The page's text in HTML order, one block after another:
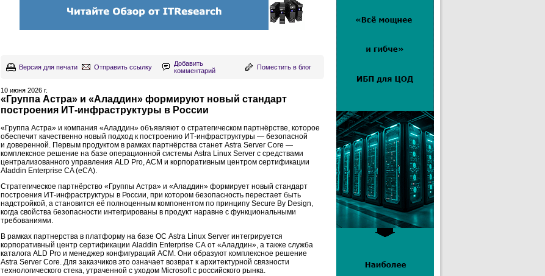
Версия для печати Отправить ссылку
Добавить
комментарий
Поместить в блог
10 июня 2026 г.
«Группа Астра» и «Аладдин» формируют новый стандарт
построения ИТ-инфраструктуры в России
«Группа Астра» и компания «Аладдин» объявляют о стратегическом партнёрстве, которое
обеспечит качественно новый подход к построению ИТ-инфраструктуры — безопасной
и доверенной. Первым продуктом в рамках партнёрства станет Astra Server Core —
комплексное решение на базе операционной системы Astra Linux Server с средствами
централизованного управления ALD Pro, ACM и корпоративным центром сертификации
Aladdin Enterprise CA (eCA).
Стратегическое партнёрство «Группы Астра» и «Аладдин» формирует новый стандарт
построения ИТ-инфраструктуры в России, при котором безопасность перестает быть
надстройкой, а становится её полноценным компонентом по принципу Secure By Design,
когда свойства безопасности интегрированы в продукт наравне с функциональными
требованиями.
В рамках партнерства в платформу на базе ОС Astra Linux Server интегрируется
корпоративный центр сертификации Aladdin Enterprise CA от «Аладдин», а также служба
каталога ALD Pro и менеджер конфигураций ACM. Они образуют комплексное решение
Astra Server Core. Для заказчиков это означает возврат к архитектурной связности
технологического стека, утраченной с уходом Microsoft с российского рынка.